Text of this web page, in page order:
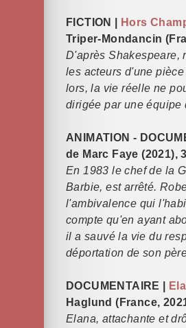
FICTION | Hors
Triper-Mondancin
D'après Shakespeare,
les acteurs d'une
lors, la vie réelle ne
dirigée par une équipe
ANIMATION -
de Marc Faye (2021),
En 1983 le chef de la
Barbie, est arrêté.
l'ambivalence qui
compte qu'en ayant
il a sauvé la vie du
déportation de son
DOCUMENTAIRE |
Haglund (France,
Elana, attachante et